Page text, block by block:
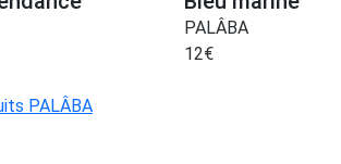
PALÂBA
12€
PALÂBA